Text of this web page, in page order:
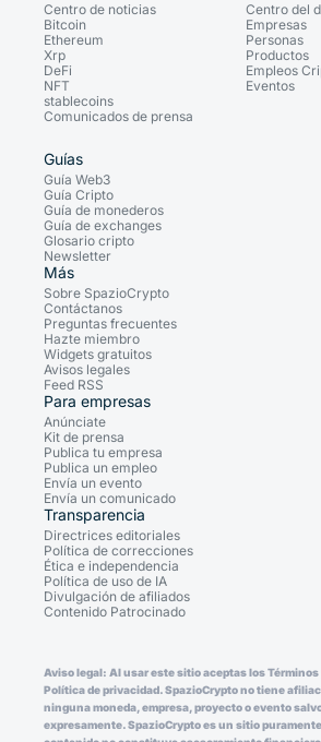
Centro de noticias
Bitcoin
Ethereum
Xrp
DeFi
NFT
stablecoins
Comunicados de prensa
Centro del
Empresas
Personas
Productos
Empleos
Eventos
Guías
Guía Web3
Guía Cripto
Guía de monederos
Guía de exchanges
Glosario cripto
Newsletter
Más
Sobre SpazioCrypto
Contáctanos
Preguntas frecuentes
Hazte miembro
Widgets gratuitos
Avisos legales
Feed RSS
Para empresas
Anúnciate
Kit de prensa
Publica tu empresa
Publica un empleo
Envía un evento
Envía un comunicado
Transparencia
Directrices editoriales
Política de correcciones
Ética e independencia
Política de uso de IA
Divulgación de afiliados
Contenido Patrocinado
Aviso legal: Al usar este sitio aceptas los
Política de privacidad. SpazioCrypto no tiene
ninguna moneda, empresa, proyecto o evento
expresamente. SpazioCrypto es un sitio